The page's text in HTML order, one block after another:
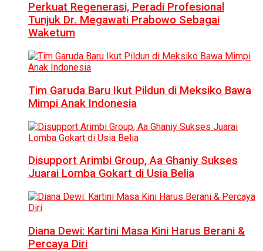
Perkuat Regenerasi, Peradi Profesional
Tunjuk Dr. Megawati Prabowo Sebagai
Waketum
Tim Garuda Baru Ikut Pildun di Meksiko Bawa
Mimpi Anak Indonesia
Disupport Arimbi Group, Aa Ghaniy Sukses
Juarai Lomba Gokart di Usia Belia
Diana Dewi: Kartini Masa Kini Harus Berani &
Percaya Diri